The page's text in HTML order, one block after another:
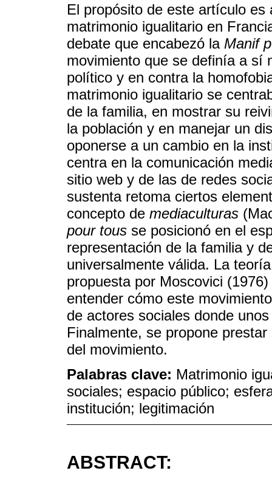
El propósito de este artículo
matrimonio igualitario en
debate que encabezó la Manif
movimiento que se definía a sí
político y en contra la
matrimonio igualitario se
de la familia, en mostrar su
la población y en manejar un
oponerse a un cambio en la
centra en la comunicación
sitio web y de las de redes
sustenta retoma ciertos
concepto de mediaculturas
pour tous se posicionó en el
representación de la familia y
universalmente válida. La
propuesta por Moscovici
entender cómo este
de actores sociales donde
Finalmente, se propone
del movimiento.
Palabras clave: Matrimonio
sociales; espacio público;
institución; legitimación
ABSTRACT: